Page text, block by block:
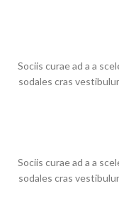
Sociis curae ad a a
sodales cras
Sociis curae ad a a
sodales cras